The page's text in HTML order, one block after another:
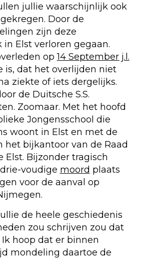
jullie waarschijnlijk ook
Door de
zijn deze
Elst verloren gegaan.
op14 September j.l.
is, dat het overlijden niet
ziekte of iets dergelijks.
de Duitsche S.S.
Zoomaar. Met het hoofd
Jongensschool die
woont in Elst en met de
het bijkantoor van de Raad
Elst. Bijzonder tragisch
voudige moord plaats
voor de aanval op
de heele geschiedenis
zou schrijven zou dat
hoop dat er binnen
mondeling daartoe de